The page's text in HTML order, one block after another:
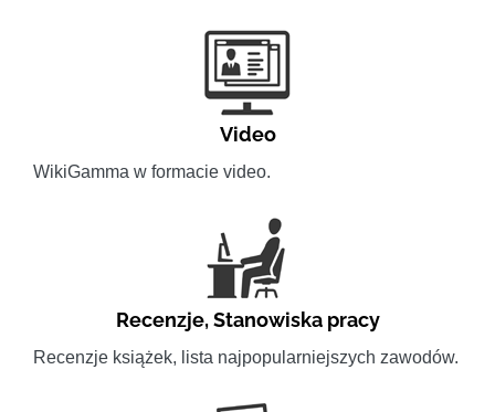
Video
WikiGamma w formacie video.
Recenzje,Stanowiska pracy
Recenzje książek, lista najpopularniejszych zawodów.